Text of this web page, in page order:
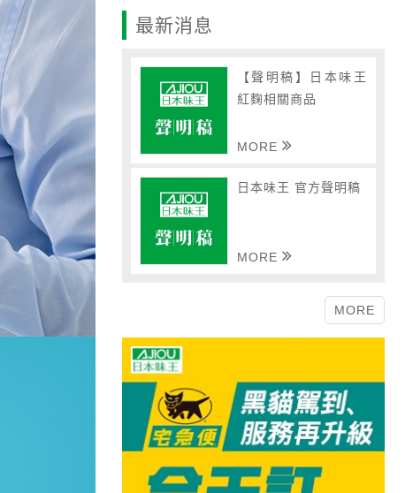
最新消息
【聲明稿】日本味王
紅麴相關商品
MORE
日本味王 官方聲明稿
MORE
MORE